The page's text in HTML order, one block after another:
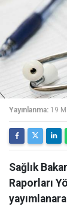
Yayınlanma: 19
Sağlık
Raporları